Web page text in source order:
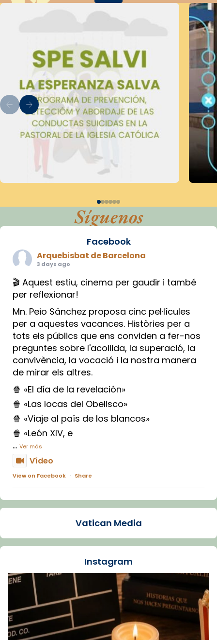
Síguenos
Facebook
Arquebisbat de Barcelona
3 days ago
🎬 Aquest estiu, cinema per gaudir i també
per reflexionar!
Mn. Peio Sánchez proposa cinc pel·lícules
per a aquestes vacances. Històries per a
tots els públics que ens conviden a fer-nos
preguntes sobre l'acollida, la superació, la
convivència, la vocació i la nostra manera
de mirar els altres.
🍿 «El día de la revelación»
🍿 «Las locas del Obelisco»
🍿 «Viaje al país de los blancos»
🍿 «León XIV, e
... Ver más
Vídeo
View on Facebook · Share
Arquebisbat de Barcelona
La Carmina va patir depressió. Fa gairebé
dos mesos, a l'Estadi Lluís Companys, la
Recupera l'entrevista comp
Vatican
tican News 👇
www.vaticannews.va/es/iglesia/news/2026-
07/carmina-historia-depresion-papa-viaje-
espana-testimoni...
Vatican Media
Instagram